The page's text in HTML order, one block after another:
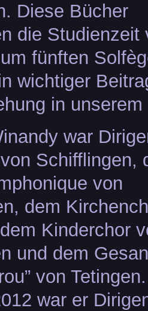
Diese Bücher
die Studienzeit
fünften
wichtiger
in unserem
war
Schifflingen,
von
dem
Kinderchor
und dem
von
war er